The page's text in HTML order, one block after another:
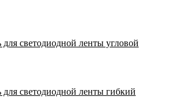
светодиодной ленты угловой
светодиодной ленты гибкий